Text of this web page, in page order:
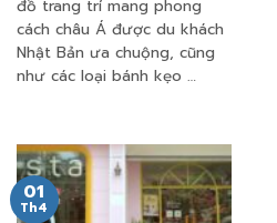
đồ trang trí mang phong
cách châu Á được du khách
Nhật Bản ưa chuộng, cũng
như các loại bánh kẹo …
01
Th4